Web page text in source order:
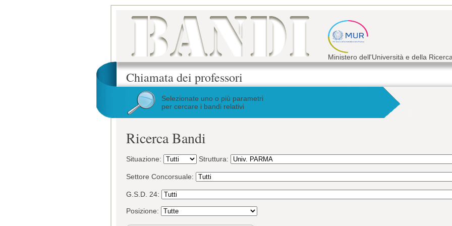
Ministero dell'Università e della
Chiamata dei professori
Selezionate uno o più parametri
per cercare i bandi relativi
Ricerca Bandi
Situazione: Struttura:
Settore Concorsuale:
G.S.D. 24:
Posizione: